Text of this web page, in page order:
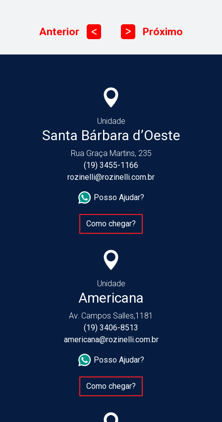
Anterior ᐳ ᐳ Próximo
Unidade
Santa Bárbara d’Oeste
Rua Graça Martins, 235
(19) 3455-1166
rozinelli@rozinelli.com.br
Posso Ajudar?
Como chegar?
Unidade
Americana
Av. Campos Salles,1181
(19) 3406-8513
americana@rozinelli.com.br
Posso Ajudar?
Como chegar?